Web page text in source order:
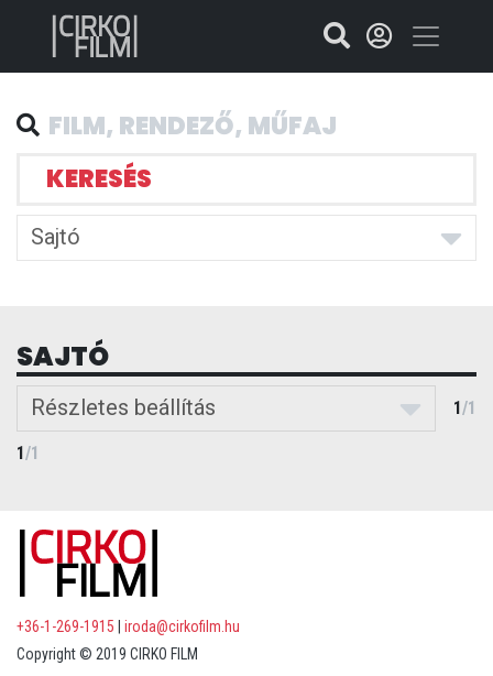
KERESÉS
Sajtó
SAJTÓ
Részletes beállítás 1/1
1/1
+36-1-269-1915
iroda@cirkofilm.hu
Copyright © 2019 CIRKO FILM